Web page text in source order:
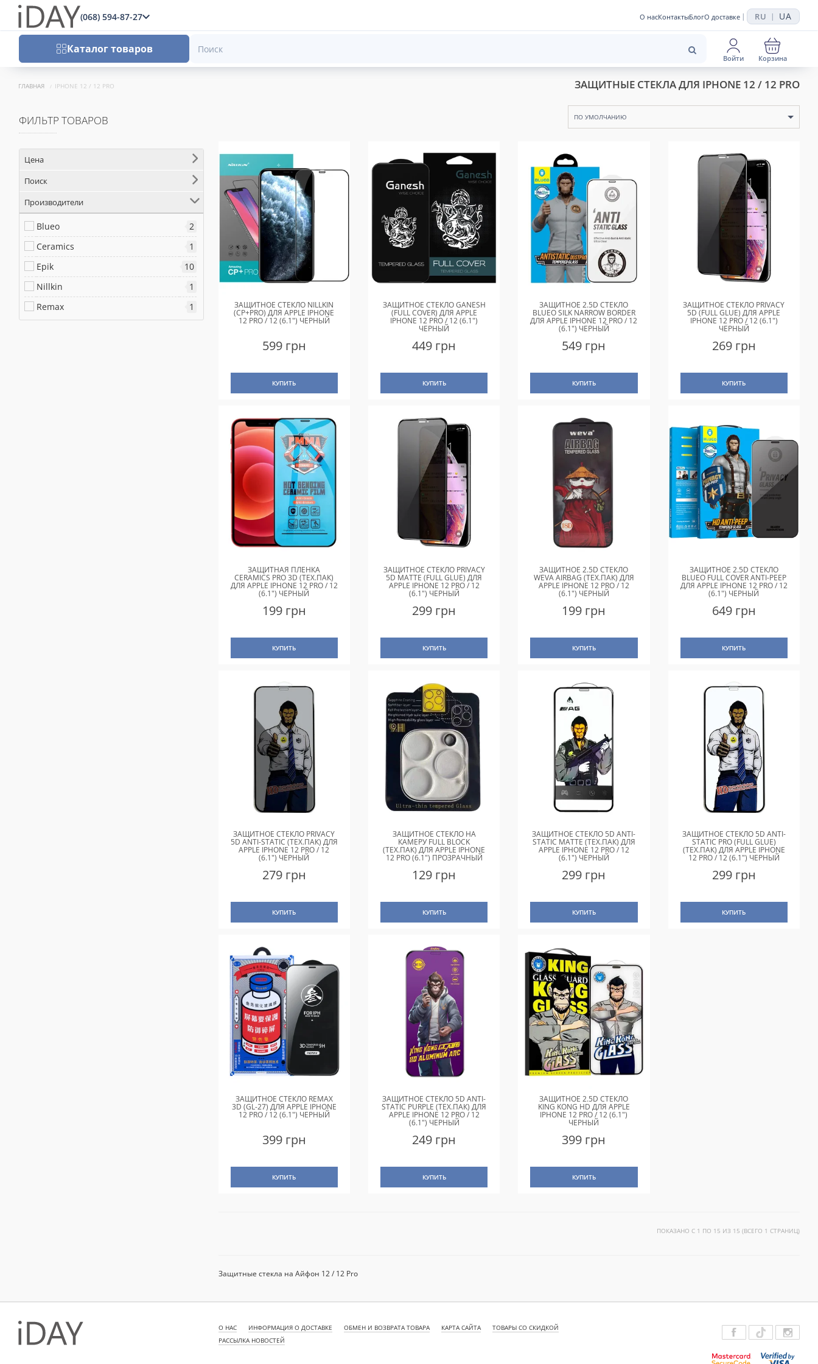
(068) 594-87-27 О насКонтактыБлогО доставке | RU | UA
Каталог товаров
Войти Корзина
ГЛАВНАЯ IPHONE 12 / 12 PRO ЗАЩИТНЫЕ СТЕКЛА ДЛЯ IPHONE 12 / 12 PRO
ФИЛЬТР ТОВАРОВ
Цена
Поиск
Производители
Blueo
2
Ceramics
1
Epik
10
Nillkin
1
Remax
1
ПО УМОЛЧАНИЮ
ЗАЩИТНОЕ СТЕКЛО NILLKIN
(CP+PRO) ДЛЯ APPLE IPHONE
12 PRO / 12 (6.1") ЧЕРНЫЙ
599 грн
КУПИТЬ
ЗАЩИТНОЕ СТЕКЛО GANESH
(FULL COVER) ДЛЯ APPLE
IPHONE 12 PRO / 12 (6.1")
ЧЕРНЫЙ
449 грн
КУПИТЬ
ЗАЩИТНОЕ 2.5D СТЕКЛО
BLUEO SILK NARROW BORDER
ДЛЯ APPLE IPHONE 12 PRO / 12
(6.1") ЧЕРНЫЙ
549 грн
КУПИТЬ
ЗАЩИТНОЕ СТЕКЛО PRIVACY
5D (FULL GLUE) ДЛЯ APPLE
IPHONE 12 PRO / 12 (6.1")
ЧЕРНЫЙ
269 грн
КУПИТЬ
ЗАЩИТНАЯ ПЛЕНКА
CERAMICS PRO 3D (ТЕХ.ПАК)
ДЛЯ APPLE IPHONE 12 PRO / 12
(6.1") ЧЕРНЫЙ
199 грн
КУПИТЬ
ЗАЩИТНОЕ СТЕКЛО PRIVACY
5D MATTE (FULL GLUE) ДЛЯ
APPLE IPHONE 12 PRO / 12
(6.1") ЧЕРНЫЙ
299 грн
КУПИТЬ
ЗАЩИТНОЕ 2.5D СТЕКЛО
WEVA AIRBAG (ТЕХ.ПАК) ДЛЯ
APPLE IPHONE 12 PRO / 12
(6.1") ЧЕРНЫЙ
199 грн
КУПИТЬ
ЗАЩИТНОЕ 2.5D СТЕКЛО
BLUEO FULL COVER ANTI-PEEP
ДЛЯ APPLE IPHONE 12 PRO / 12
(6.1") ЧЕРНЫЙ
649 грн
КУПИТЬ
ЗАЩИТНОЕ СТЕКЛО PRIVACY
5D ANTI-STATIC (ТЕХ.ПАК) ДЛЯ
APPLE IPHONE 12 PRO / 12
(6.1") ЧЕРНЫЙ
279 грн
КУПИТЬ
ЗАЩИТНОЕ СТЕКЛО НА
КАМЕРУ FULL BLOCK
(ТЕХ.ПАК) ДЛЯ APPLE IPHONE
12 PRO (6.1") ПРОЗРАЧНЫЙ
129 грн
КУПИТЬ
ЗАЩИТНОЕ СТЕКЛО 5D ANTI-
STATIC MATTE (ТЕХ.ПАК) ДЛЯ
APPLE IPHONE 12 PRO / 12
(6.1") ЧЕРНЫЙ
299 грн
КУПИТЬ
ЗАЩИТНОЕ СТЕКЛО 5D ANTI-
STATIC PRO (FULL GLUE)
(ТЕХ.ПАК) ДЛЯ APPLE IPHONE
12 PRO / 12 (6.1") ЧЕРНЫЙ
299 грн
КУПИТЬ
ЗАЩИТНОЕ СТЕКЛО REMAX
3D (GL-27) ДЛЯ APPLE IPHONE
12 PRO / 12 (6.1") ЧЕРНЫЙ
399 грн
КУПИТЬ
ЗАЩИТНОЕ СТЕКЛО 5D ANTI-
STATIC PURPLE (ТЕХ.ПАК) ДЛЯ
APPLE IPHONE 12 PRO / 12
(6.1") ЧЕРНЫЙ
249 грн
КУПИТЬ
ЗАЩИТНОЕ 2.5D СТЕКЛО
KING KONG HD ДЛЯ APPLE
IPHONE 12 PRO / 12 (6.1")
ЧЕРНЫЙ
399 грн
КУПИТЬ
ПОКАЗАНО С 1 ПО 15 ИЗ 15 (ВСЕГО 1 СТРАНИЦ)
Защитные стекла на Айфон 12 / 12 Pro
О НАС ИНФОРМАЦИЯ О ДОСТАВКЕ ОБМЕН И ВОЗВРАТА ТОВАРА КАРТА САЙТА
ТОВАРЫ СО СКИДКОЙ
РАССЫЛКА НОВОСТЕЙ